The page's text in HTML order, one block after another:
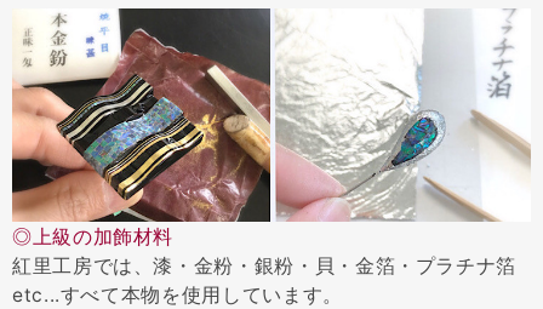
◎上級の加飾材料
紅里工房では、漆・金粉・銀粉・貝・金箔・プラチナ箔
etc...すべて本物を使用しています。